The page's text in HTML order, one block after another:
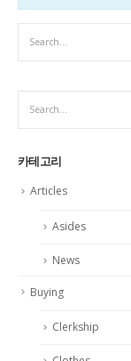
카테고리
Articles
Asides
News
Buying
Clerkship